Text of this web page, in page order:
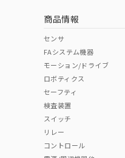
商品情報
センサ
FAシステム機器
モーション/ドライブ
ロボティクス
セーフティ
検査装置
スイッチ
リレー
コントロール